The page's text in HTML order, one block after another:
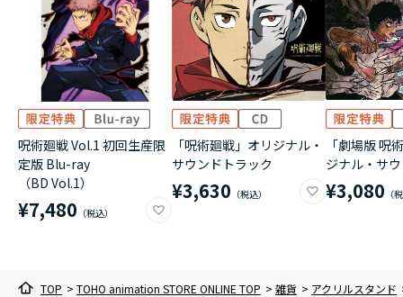
呪術廻戦 Vol.1 初回生産限
定版 Blu-ray
（BD Vol.1）
¥7,480
「呪術廻戦」オリジナル・
サウンドトラック
¥3,630
「劇場版 呪
ジナル・サ
¥3,080
TOP > TOHO animation STORE ONLINE TOP > 雑貨 > アクリルスタンド